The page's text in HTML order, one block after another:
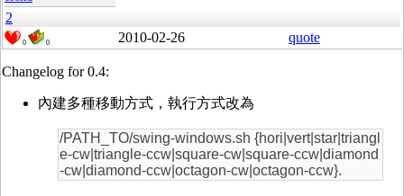
2
0 0 2010-02-26 quote
Changelog for 0.4:
內建多種移動方式，執行方式改為
/PATH_TO/swing-windows.sh {hori|vert|star|triangl
e-cw|triangle-ccw|square-cw|square-ccw|diamond
-cw|diamond-ccw|octagon-cw|octagon-ccw}.